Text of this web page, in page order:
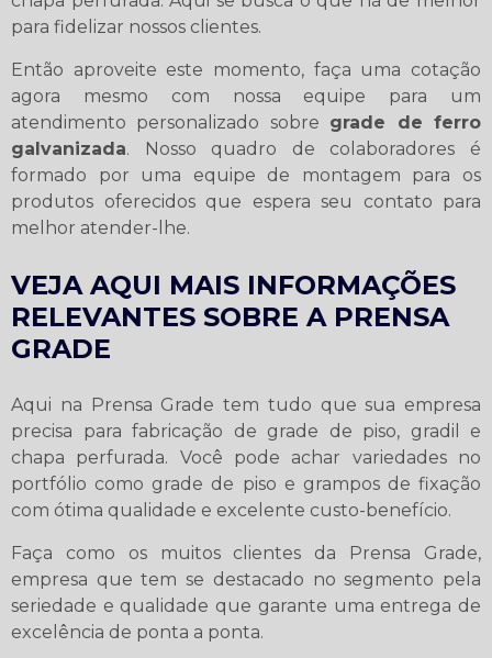
para fidelizar nossos clientes.
Então aproveite este momento, faça uma cotação
agora mesmo com nossa equipe para um
atendimento personalizado sobre grade de ferro
galvanizada. Nosso quadro de colaboradores é
formado por uma equipe de montagem para os
produtos oferecidos que espera seu contato para
melhor atender-lhe.
VEJA AQUI MAIS INFORMAÇÕES
RELEVANTES SOBRE A PRENSA
GRADE
Aqui na Prensa Grade tem tudo que sua empresa
precisa para fabricação de grade de piso, gradil e
chapa perfurada. Você pode achar variedades no
portfólio como grade de piso e grampos de fixação
com ótima qualidade e excelente custo-benefício.
Faça como os muitos clientes da Prensa Grade,
empresa que tem se destacado no segmento pela
seriedade e qualidade que garante uma entrega de
excelência de ponta a ponta.